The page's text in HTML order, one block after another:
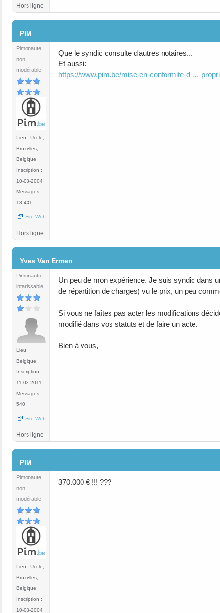
Hors ligne
PIM
Pimonaute
non
modérable
Lieu : Uccle,
Bruxelles,
Belgique
Inscription :
10-03-2004
Messages :
18 431
Site Web
Que le syndic consulte d'autres notaires...
Et aussi:
https://www.pim.be/mise-en-conformite-d …
Hors ligne
Yves Van Ermen
Pimonaute
intarissable
Lieu :
Belgique
Inscription :
11-03-2011
Messages :
540
Site Web
Un peu de mon expérience. Je suis syndic dans
de répartition de charges) vu le prix, un peu
Si vous ne faîtes pas acter les modifications
modifié dans vos statuts et de faire un acte.
Bien à vous,
Hors ligne
PIM
Pimonaute
non
modérable
Lieu : Uccle,
Bruxelles,
Belgique
Inscription :
10-03-2004
370.000 € !!! ???